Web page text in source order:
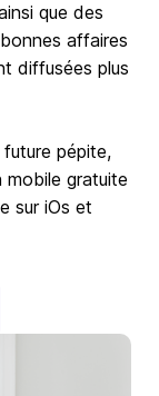
que des
affaires
diffusées plus
pépite,
gratuite
sur iOs et